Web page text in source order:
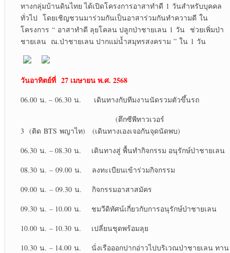
ทางกลุ่มบ้านดินไทย ได้เปิดโครงการอาสาทำดี 1 วันสำหรับบุคคล
ทั่วไป โดยเชิญชวนมาร่วมกันเป็นอาสาร่วมกันทำความดี ใน
โครงการ “ อาสาทำดี ลุยโคลน ปลูกป่าชายเลน 1 วัน ช่วยเพิ่มป่า
ชายเลน ณ.ป่าชายเลน ปากแม่น้ำสมุทรสงคราม ” ใน 1 วัน
วันอาทิตย์ที่ 27 เมษายน พ.ศ. 2568
06.00 น. – 06.30 น. เดินทางกับทีมงานนัดรวมตัวขึ้นรถ
(ตึกซีพีทาวเวอร์
3 (ติด BTS พญาไท)
(เดินทางเองเจอกันจุดนัดพบ)
06.30 น. – 08.30 น. เดินทางสู่ พื้นทำกิจกรรม อนุรักษ์ป่าชายเลน
08.30 น. – 09.00 น. ลงทะเบียนเข้าร่วมกิจกรรม
09.00 น. – 09.30 น. กิจกรรมอาสาสมัคร
09.30 น. – 10.00 น. ชมวีดิทัศน์เกี่ยวกับการอนุรักษ์ป่าชายเลน
10.00 น. – 10.30 น. เปลี่ยนชุดพร้อมลุย
10.30 น. – 14.00 น. นั่งเรือออกปากอ่าวไปบริเวณป่าชายเลน ทาน